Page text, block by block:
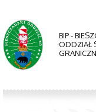
BIP -
ODDZIAŁ